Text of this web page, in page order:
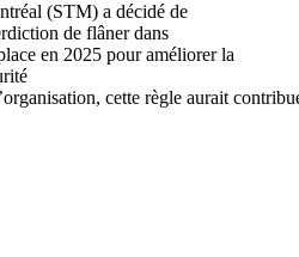
(STM) a décidé de
de flâner dans
en 2025 pour améliorer la
cette règle aurait